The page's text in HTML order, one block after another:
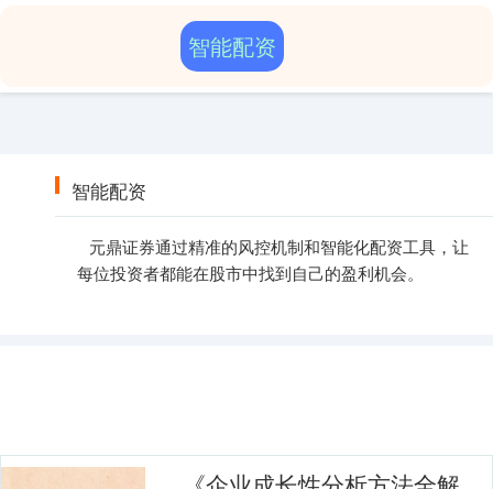
智能配资
元鼎证券通过精准的风控机制和智能化配资工具，让
每位投资者都能在股市中找到自己的盈利机会。
智能配资